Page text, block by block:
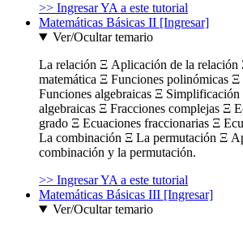
>> Ingresar YA a este tutorial
Matemáticas Básicas II [Ingresar]
Ver/Ocultar temario
La relación Ξ Aplicación de la
matemática Ξ Funciones polinómicas
Funciones algebraicas Ξ Simplificación
algebraicas Ξ Fracciones complejas Ξ
grado Ξ Ecuaciones fraccionarias Ξ
La combinación Ξ La permutación Ξ
combinación y la permutación.
>> Ingresar YA a este tutorial
Matemáticas Básicas III [Ingresar]
Ver/Ocultar temario